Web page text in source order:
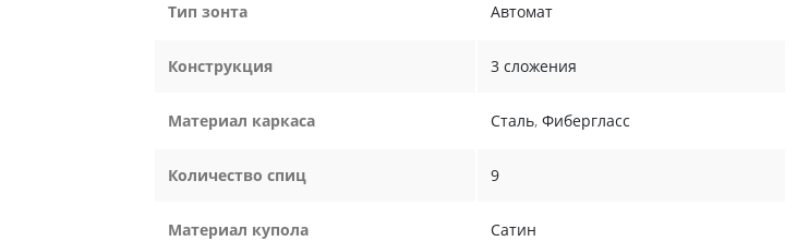
Тип зонта Автомат
Конструкция 3 сложения
Материал каркаса Сталь, Фибергласс
Количество спиц 9
Материал купола Сатин